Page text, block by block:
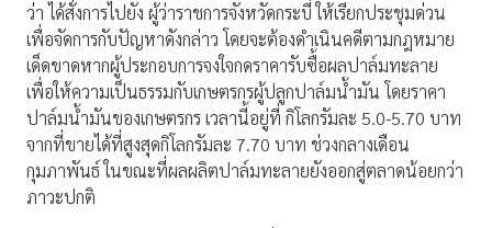
ว่า ได้สั่งการไปยัง ผู้ว่าราชการจังหวัดกระบี่ ให้เรียกประชุมด่วน
เพื่อจัดการกับปัญหาดังกล่าว โดยจะต้องดำเนินคดีตามกฎหมาย
เด็ดขาดหากผู้ประกอบการจงใจกดราคารับซื้อผลปาล์มทะลาย
เพื่อให้ความเป็นธรรมกับเกษตรกรผู้ปลูกปาล์มน้ำมัน โดยราคา
ปาล์มน้ำมันของเกษตรกร เวลานี้อยู่ที่ กิโลกรัมละ 5.0-5.70 บาท
จากที่ขายได้ที่สูงสุดกิโลกรัมละ 7.70 บาท ช่วงกลางเดือน
กุมภาพันธ์ ในขณะที่ผลผลิตปาล์มทะลายยังออกสู่ตลาดน้อยกว่า
ภาวะปกติ